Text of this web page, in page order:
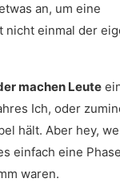
an, um eine
nicht einmal der
machen Leute
Ich, oder
hält. Aber hey,
einfach eine
waren.